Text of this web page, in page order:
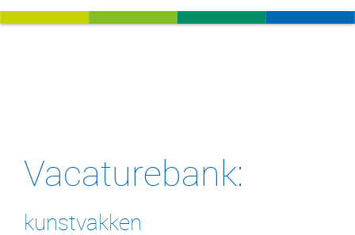
Vacaturebank:
kunstvakken